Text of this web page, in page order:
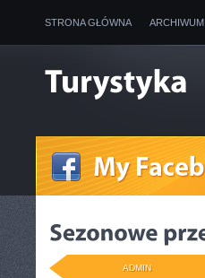
STRONA GŁÓWNA ARCHIWUM
ADMIN